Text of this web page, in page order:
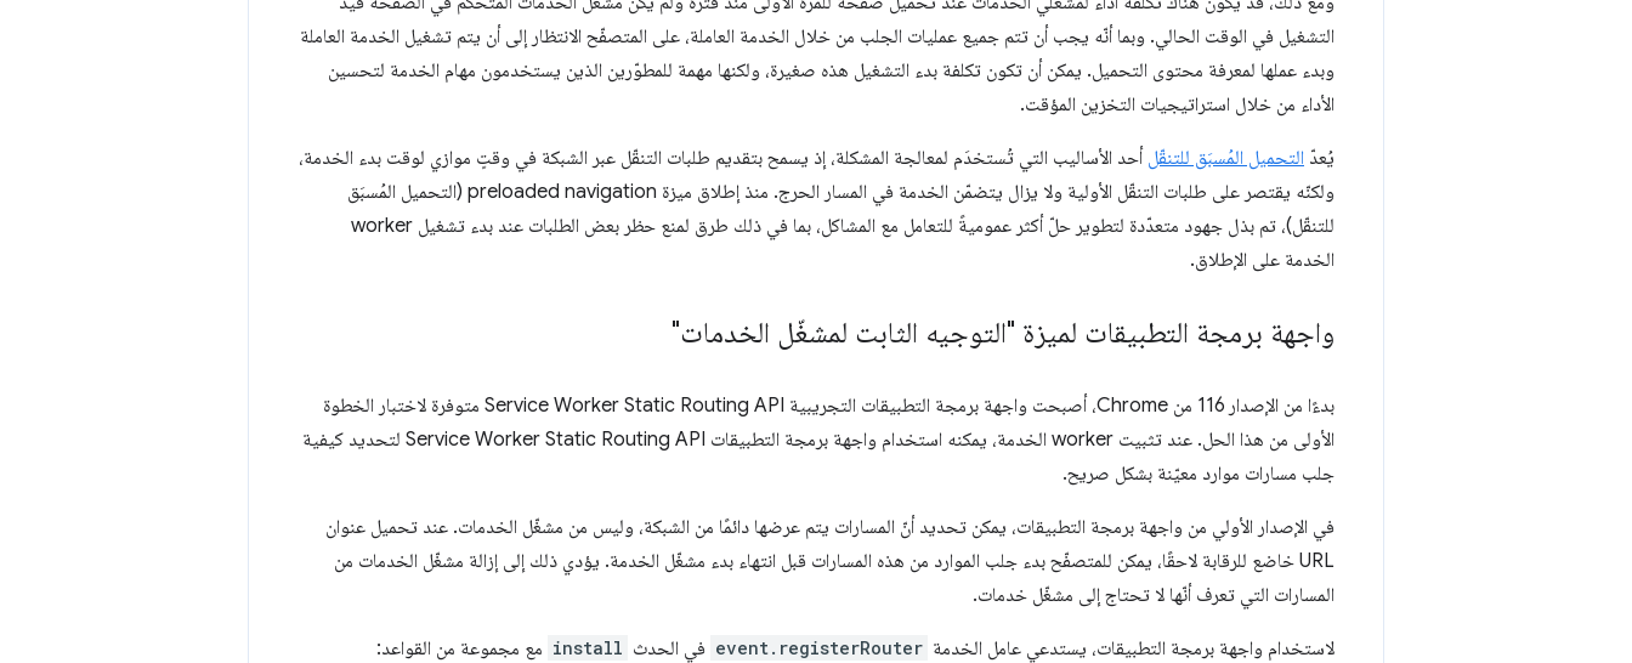
التشغيل في الوقت الحالي. وبما أنّه يجب أن تتم جميع عمليات الجلب من خلال الخدمة العاملة، على المتصفّح الانتظار إلى أن يتم تشغيل الخدمة العاملة
وبدء عملها لمعرفة محتوى التحميل. يمكن أن تكون تكلفة بدء التشغيل هذه صغيرة، ولكنها مهمة للمطوّرين الذين يستخدمون مهام الخدمة لتحسين
الأداء من خلال استراتيجيات التخزين المؤقت.
يُعدّ التحميل المُسبَق للتنقّل أحد الأساليب التي تُستخدَم لمعالجة المشكلة، إذ يسمح بتقديم طلبات التنقّل عبر الشبكة في وقتٍ موازي لوقت بدء الخدمة،
ولكنّه يقتصر على طلبات التنقّل الأولية ولا يزال يتضمّن الخدمة في المسار الحرج. منذ إطلاق ميزة preloaded navigation (التحميل المُسبَق
للتنقّل)، تم بذل جهود متعدّدة لتطوير حلّ أكثر عموميةً للتعامل مع المشاكل، بما في ذلك طرق لمنع حظر بعض الطلبات عند بدء تشغيل worker
الخدمة على الإطلاق.
واجهة برمجة التطبيقات لميزة "التوجيه الثابت لمشغّل الخدمات"
بدءًا من الإصدار 116 من Chrome، أصبحت واجهة برمجة التطبيقات التجريبية Service Worker Static Routing API متوفرة لاختبار الخطوة
الأولى من هذا الحل. عند تثبيت worker الخدمة، يمكنه استخدام واجهة برمجة التطبيقات Service Worker Static Routing API لتحديد كيفية
جلب مسارات موارد معيّنة بشكل صريح.
في الإصدار الأولي من واجهة برمجة التطبيقات، يمكن تحديد أنّ المسارات يتم عرضها دائمًا من الشبكة، وليس من مشغّل الخدمات. عند تحميل عنوان
URL خاضع للرقابة لاحقًا، يمكن للمتصفّح بدء جلب الموارد من هذه المسارات قبل انتهاء بدء مشغّل الخدمة. يؤدي ذلك إلى إزالة مشغّل الخدمات من
المسارات التي تعرف أنّها لا تحتاج إلى مشغّل خدمات.
لاستخدام واجهة برمجة التطبيقات، يستدعي عامل الخدمة event.registerRouter في الحدث install مع مجموعة من القواعد: